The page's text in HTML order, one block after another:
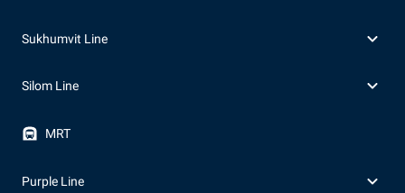
Sukhumvit Line
Silom Line
MRT
Purple Line